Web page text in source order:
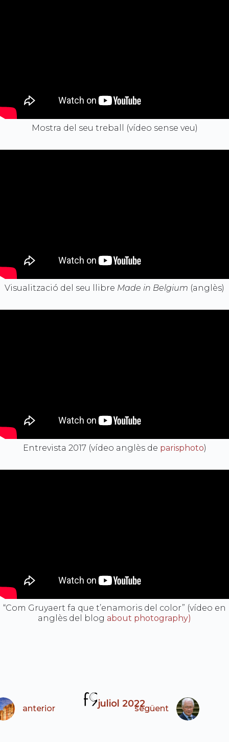
Mostra del seu treball (vídeo sense veu)
Visualització del seu llibre Made in Belgium (anglès)
Entrevista 2017 (vídeo anglès de parisphoto)
“Com Gruyaert fa que t’enamoris del color” (vídeo en
anglès del blog about photography)
juliol 2022
anterior següent